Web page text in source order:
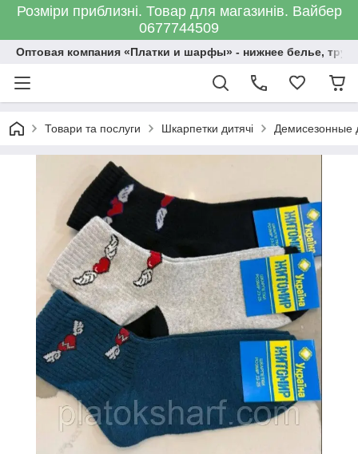
Розміри приблизні. Товар для магазинів. Вайбер
0677744509
Оптовая компания «Платки и шарфы» - нижнее белье,
Товари та послуги Шкарпетки дитячі Демисезонные